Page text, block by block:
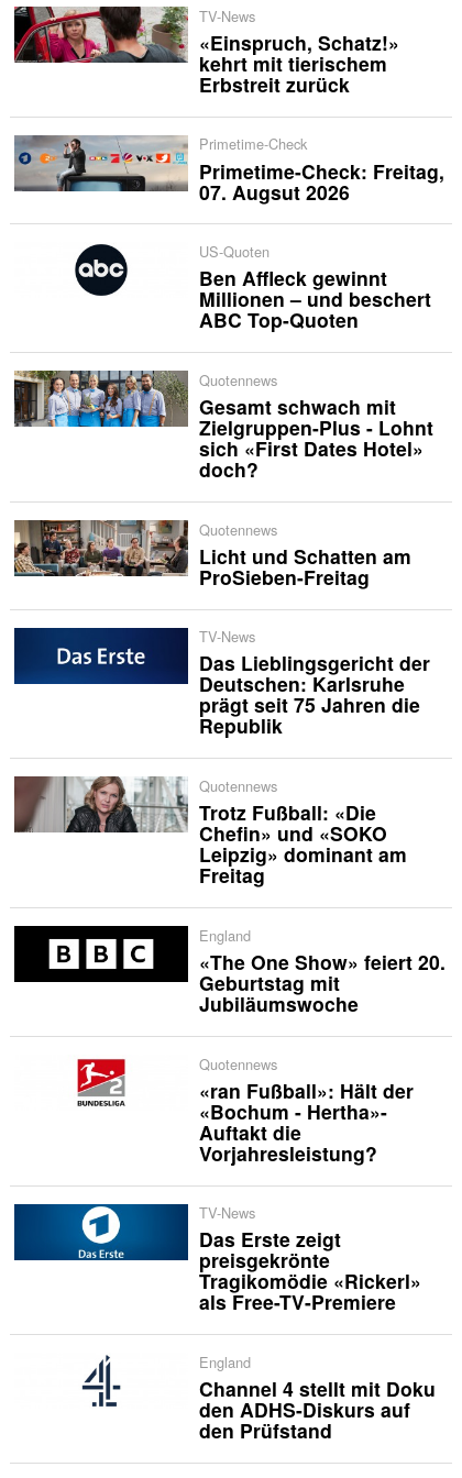
TV-News
«Einspruch, Schatz!»
kehrt mit tierischem
Erbstreit zurück
Primetime-Check
Primetime-Check: Freitag,
07. Augsut 2026
US-Quoten
Ben Affleck gewinnt
Millionen – und beschert
ABC Top-Quoten
Quotennews
Gesamt schwach mit
Zielgruppen-Plus - Lohnt
sich «First Dates Hotel»
doch?
Quotennews
Licht und Schatten am
ProSieben-Freitag
TV-News
Das Lieblingsgericht der
Deutschen: Karlsruhe
prägt seit 75 Jahren die
Republik
Quotennews
Trotz Fußball: «Die
Chefin» und «SOKO
Leipzig» dominant am
Freitag
England
«The One Show» feiert 20.
Geburtstag mit
Jubiläumswoche
Quotennews
«ran Fußball»: Hält der
«Bochum - Hertha»-
Auftakt die
Vorjahresleistung?
TV-News
Das Erste zeigt
preisgekrönte
Tragikomödie «Rickerl»
als Free-TV-Premiere
England
Channel 4 stellt mit Doku
den ADHS-Diskurs auf
den Prüfstand